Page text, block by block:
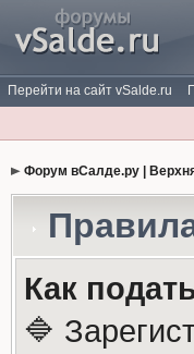
Перейти на сайт vSalde.ru
Форум вСалде.ру |
Как
🔷